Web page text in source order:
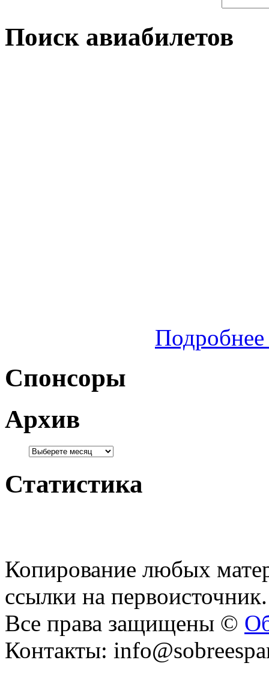
Поиск авиабилетов
Спонсоры
Архив
Статистика
Копирование любых
ссылки на первоисточник.
Все права защищены ©
Контакты: